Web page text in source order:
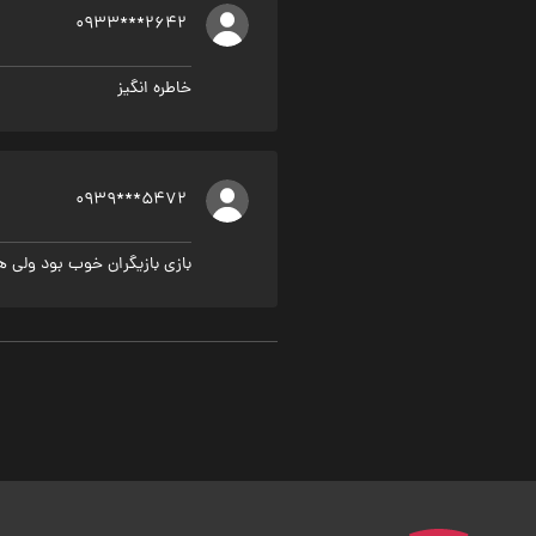
0933***2642
خاطره انگیز
0939***5472
بازی بازیگران خوب بود